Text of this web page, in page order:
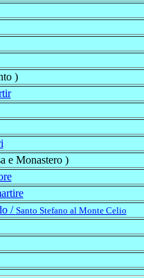
)
e Monastero )
/Santo Stefano al Monte Celio